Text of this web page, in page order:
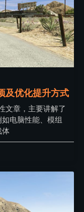
及优化提升方式
文章，主要讲解了
电脑性能、模组
体